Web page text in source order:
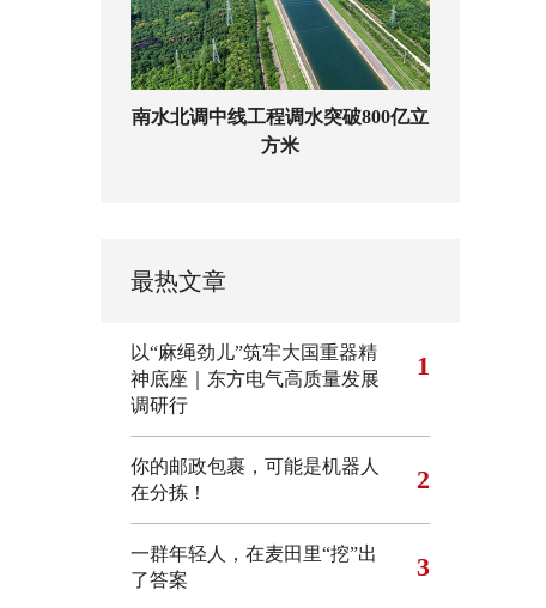
南水北调中线工程调水突破800亿立
方米
最热文章
以“麻绳劲儿”筑牢大国重器精
神底座｜东方电气高质量发展
调研行
1
你的邮政包裹，可能是机器人
在分拣！
2
一群年轻人，在麦田里“挖”出
了答案
3